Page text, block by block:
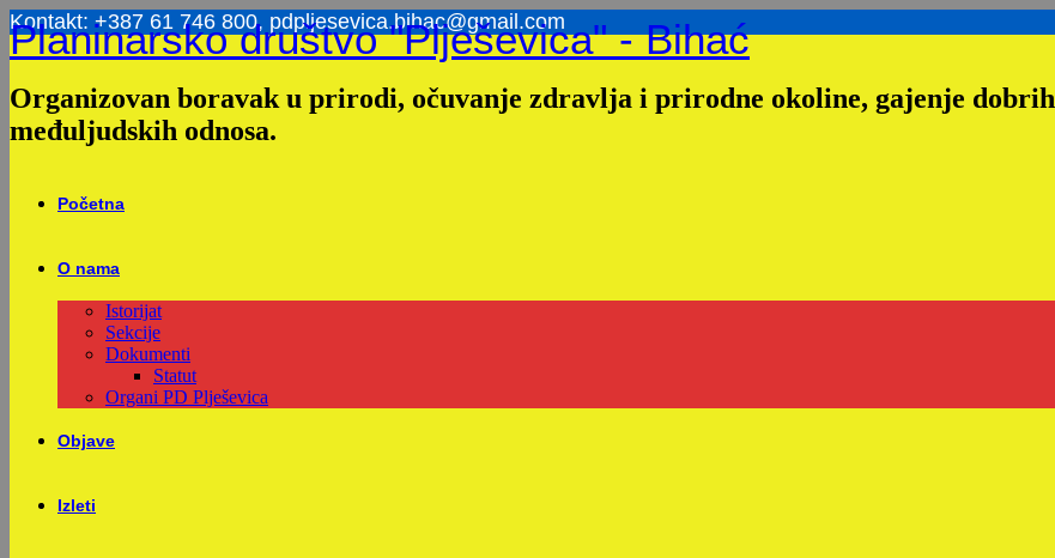
Skip
to
content
Kontakt: +387 61 746 800, pdpljesevica.bihac@gmail.com
Planinarsko društvo "Plješevica" - Bihać
Organizovan boravak u prirodi, očuvanje zdravlja i prirodne okoline, gajenje dobrih
međuljudskih odnosa.
Početna
O nama
Istorijat
Sekcije
Dokumenti
Statut
Organi PD Plješevica
Objave
Izleti